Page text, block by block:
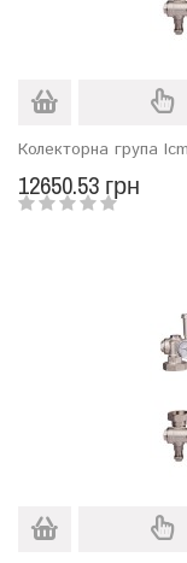
Колекторна група
12650.53 грн